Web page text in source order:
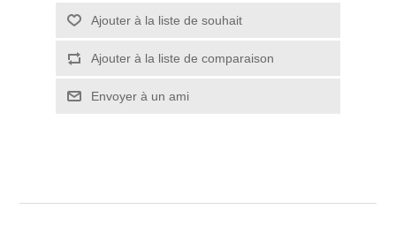
Ajouter à la liste de souhait
Ajouter à la liste de comparaison
Envoyer à un ami